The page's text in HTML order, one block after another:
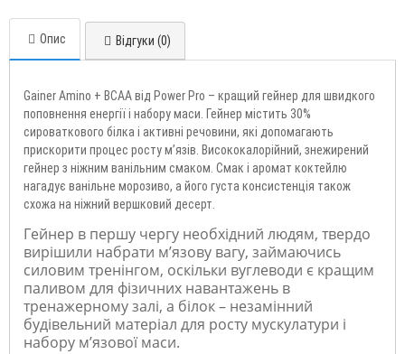
Опис Відгуки (0)
Gainer Amino + BCAA від Power Pro – кращий гейнер для швидкого
поповнення енергії і набору маси. Гейнер містить 30%
сироваткового білка і активні речовини, які допомагають
прискорити процес росту м’язів. Висококалорійний, знежирений
гейнер з ніжним ванільним смаком. Смак і аромат коктейлю
нагадує ванільне морозиво, а його густа консистенція також
схожа на ніжний вершковий десерт.
Гейнер в першу чергу необхідний людям, твердо
вирішили набрати м’язову вагу, займаючись
силовим тренінгом, оскільки вуглеводи є кращим
паливом для фізичних навантажень в
тренажерному залі, а білок – незамінний
будівельний матеріал для росту мускулатури і
набору м’язової маси.